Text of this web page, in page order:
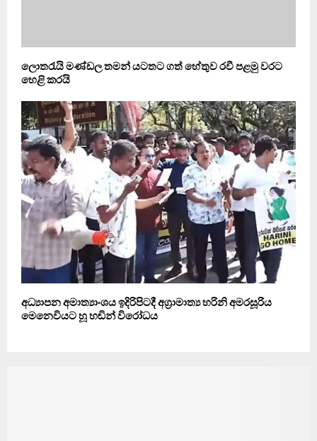
ලොතරැයි මණ්ඩල තමන් යටතට ගත් හේතුව රවී පළමු වරට
හෙළි කරයි
අධ්‍යාපන අමාත්‍යාංශය ඉදිරිපිටදී අග්‍රාමාත්‍ය හරිනි අමරසූරිය
මෙනෙවියට හූ හඬින් විරෝධය